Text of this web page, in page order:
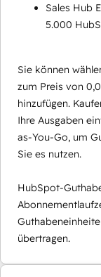
Sales Hub
5.000
Sie können
zum Preis von
hinzufügen.
Ihre Ausgaben
as-You-Go, um
Sie es nutzen.
HubSpot-
übertragen.